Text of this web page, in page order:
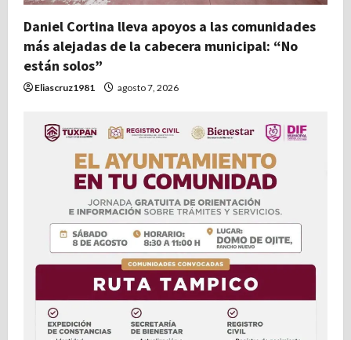
Daniel Cortina lleva apoyos a las comunidades
más alejadas de la cabecera municipal: “No
están solos”
Eliascruz1981 agosto 7, 2026